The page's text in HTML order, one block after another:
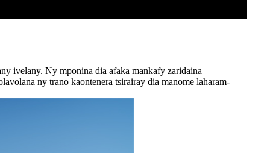
ivelany. Ny mponina dia afaka mankafy zaridaina
ny trano kaontenera tsirairay dia manome laharam-